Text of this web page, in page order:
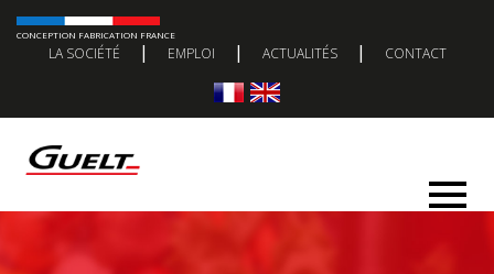
CONCEPTION FABRICATION FRANCE
LA SOCIÉTÉ | EMPLOI | ACTUALITÉS | CONTACT